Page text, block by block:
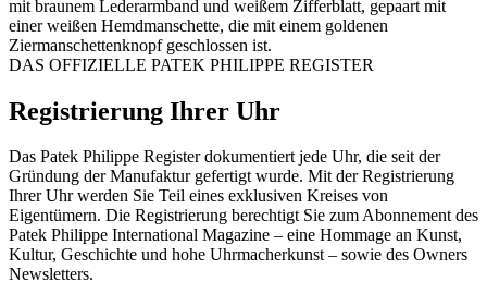
DAS OFFIZIELLE PATEK PHILIPPE REGISTER
Registrierung Ihrer Uhr
Das Patek Philippe Register dokumentiert jede Uhr, die seit der
Gründung der Manufaktur gefertigt wurde. Mit der Registrierung
Ihrer Uhr werden Sie Teil eines exklusiven Kreises von
Eigentümern. Die Registrierung berechtigt Sie zum Abonnement des
Patek Philippe International Magazine – eine Hommage an Kunst,
Kultur, Geschichte und hohe Uhrmacherkunst – sowie des Owners
Newsletters.